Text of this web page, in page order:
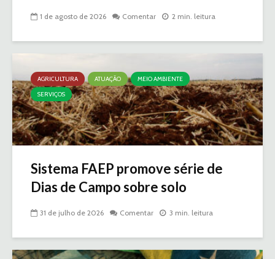
1 de agosto de 2026 Comentar 2 min. leitura
AGRICULTURA ATUAÇÃO
MEIO AMBIENTE
SERVIÇOS
Sistema FAEP promove série de
Dias de Campo sobre solo
31 de julho de 2026 Comentar 3 min. leitura